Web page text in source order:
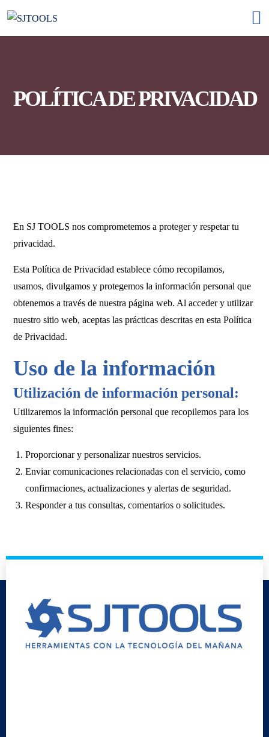
POLÍTICA DE PRIVACIDAD
En SJ TOOLS nos comprometemos a proteger y respetar tu
privacidad.
Esta Política de Privacidad establece cómo recopilamos,
usamos, divulgamos y protegemos la información personal que
obtenemos a través de nuestra página web. Al acceder y utilizar
nuestro sitio web, aceptas las prácticas descritas en esta Política
de Privacidad.
Uso de la información
Utilización de información personal:
Utilizaremos la información personal que recopilemos para los
siguientes fines:
Proporcionar y personalizar nuestros servicios.
Enviar comunicaciones relacionadas con el servicio, como
confirmaciones, actualizaciones y alertas de seguridad.
Responder a tus consultas, comentarios o solicitudes.